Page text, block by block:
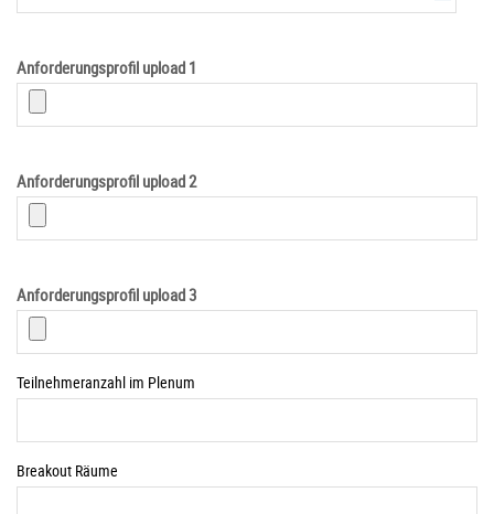
Anforderungsprofil upload 1
Anforderungsprofil upload 2
Anforderungsprofil upload 3
Teilnehmeranzahl im Plenum
Breakout Räume